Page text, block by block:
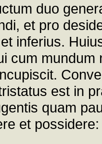
duo
et pro
inferius.
cum
est in
quam
et